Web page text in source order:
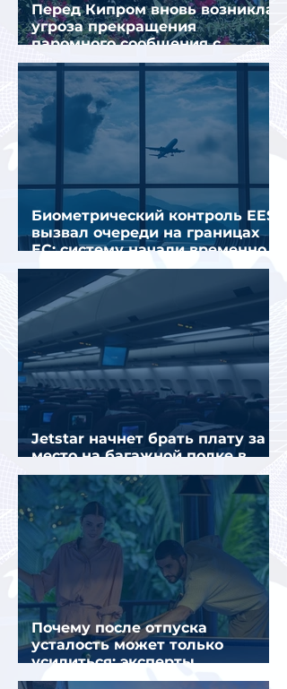
Перед Кипром вновь возникла
угроза прекращения
паромного сообщения с
Грецией
Биометрический контроль EES
вызвал очереди на границах
ЕС: систему начали временно
отключать
Jetstar начнет брать плату за
место на багажной полке в
салоне самолета
Почему после отпуска
усталость может только
усилиться: эксперты
объяснили причины